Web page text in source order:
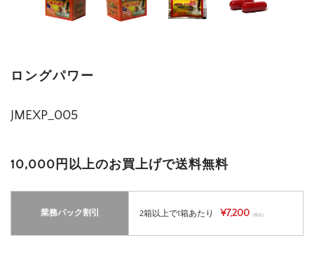
ロングパワー
JMEXP_005
10,000円以上のお買上げで送料無料
業務パック割引 2箱以上で1箱あたり ¥7,200（税込）